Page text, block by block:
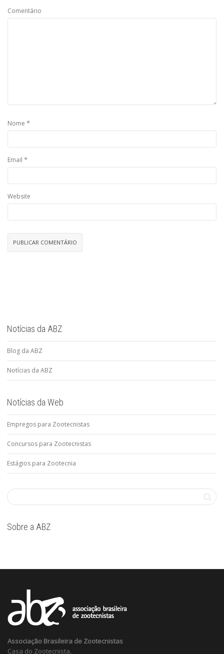
Comentário
Nome *
Email *
Website
Notícias da ABZ
Blog da ABZ
Notícias da ABZ
Notícias da Web
Empregos para Zootecnistas
Concursos para Zootecnistas
Estágios para Zootecnia
Sobre a ABZ
Associação Brasileira de Zootecnistas
Casa do Zootecnista,